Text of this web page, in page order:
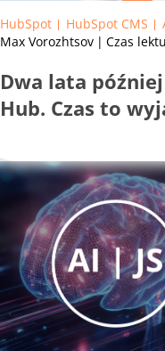
HubSpot HubSpot CMS
Max Vorozhtsov
Czas
Dwa lata
Hub. Czas to